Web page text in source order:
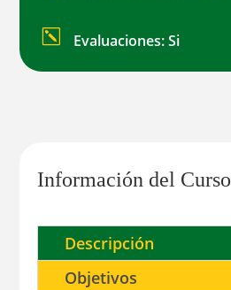
k Evaluaciones: Si
Información del Curso
Descripción
Objetivos